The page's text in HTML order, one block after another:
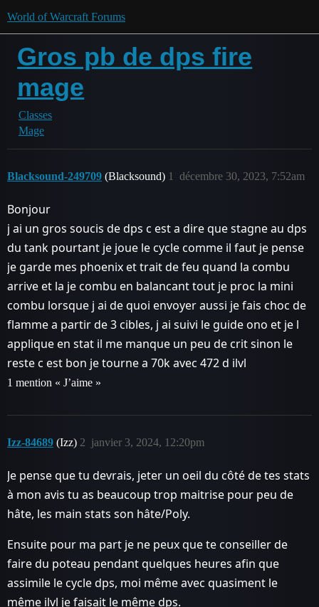
World of Warcraft Forums
Gros pb de dps fire
mage
Classes
Mage
Blacksound-249709 (Blacksound) décembre 30, 2023, 7:52am
1
Bonjour
j ai un gros soucis de dps c est a dire que stagne au dps
du tank pourtant je joue le cycle comme il faut je pense
je garde mes phoenix et trait de feu quand la combu
arrive et la je combu en balancant tout je proc la mini
combu lorsque j ai de quoi envoyer aussi je fais choc de
flamme a partir de 3 cibles, j ai suivi le guide ono et je l
applique en stat il me manque un peu de crit sinon le
reste c est bon je tourne a 70k avec 472 d ilvl
1 mention « J’aime »
Izz-84689 (Izz) janvier 3, 2024, 12:20pm
2
Je pense que tu devrais, jeter un oeil du côté de tes stats
à mon avis tu as beaucoup trop maitrise pour peu de
hâte, les main stats son hâte/Poly.
Ensuite pour ma part je ne peux que te conseiller de
faire du poteau pendant quelques heures afin que
assimile le cycle dps, moi même avec quasiment le
même ilvl je faisait le même dps.